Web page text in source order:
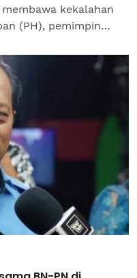
kekalahan
(PH), pemimpin